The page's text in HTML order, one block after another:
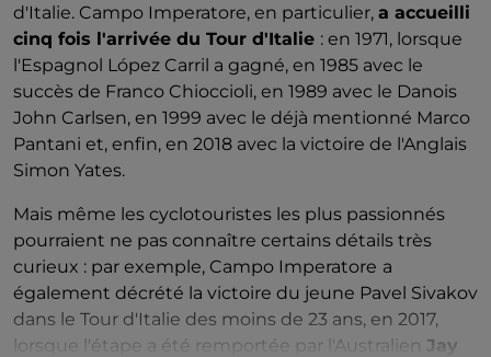
d'Italie. Campo Imperatore, en particulier, a accueilli
cinq fois l'arrivée du Tour d'Italie : en 1971, lorsque
l'Espagnol López Carril a gagné, en 1985 avec le
succès de Franco Chioccioli, en 1989 avec le Danois
John Carlsen, en 1999 avec le déjà mentionné Marco
Pantani et, enfin, en 2018 avec la victoire de l'Anglais
Simon Yates.
Mais même les cyclotouristes les plus passionnés
pourraient ne pas connaître certains détails très
curieux : par exemple, Campo Imperatore a
également décrété la victoire du jeune Pavel Sivakov
dans le Tour d'Italie des moins de 23 ans, en 2017,
lorsque l'étape a été remportée par l'Australien Jay